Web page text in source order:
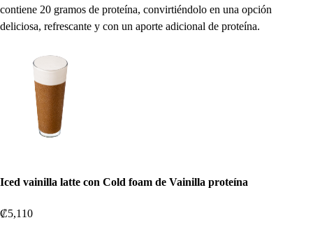
contiene 20 gramos de proteína, convirtiéndolo en una opción
deliciosa, refrescante y con un aporte adicional de proteína.
Iced vainilla latte con Cold foam de Vainilla proteína
₡5,110